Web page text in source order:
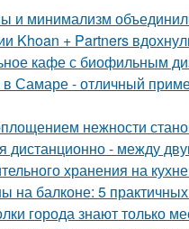
и минимализм
Khoan + Partners
кафе с биофильным
в Самаре - отличный
нежности
дистанционно - между
хранения на
на балконе: 5
города знают только